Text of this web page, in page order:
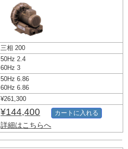
三相 200
50Hz 2.4
60Hz 3
50Hz 6.86
60Hz 6.86
¥261,300
¥144,400
詳細はこちらへ
カートに入れる